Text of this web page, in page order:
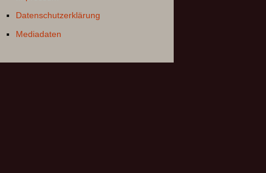
Datenschutzerklärung
Mediadaten